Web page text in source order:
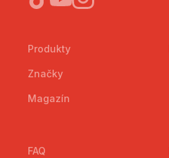
Produkty
Značky
Magazín
FAQ